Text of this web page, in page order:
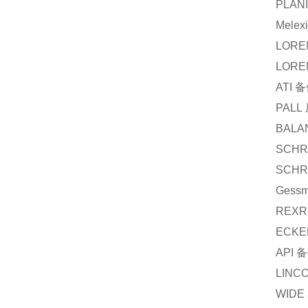
ATI 备
PALL
API
WIDE